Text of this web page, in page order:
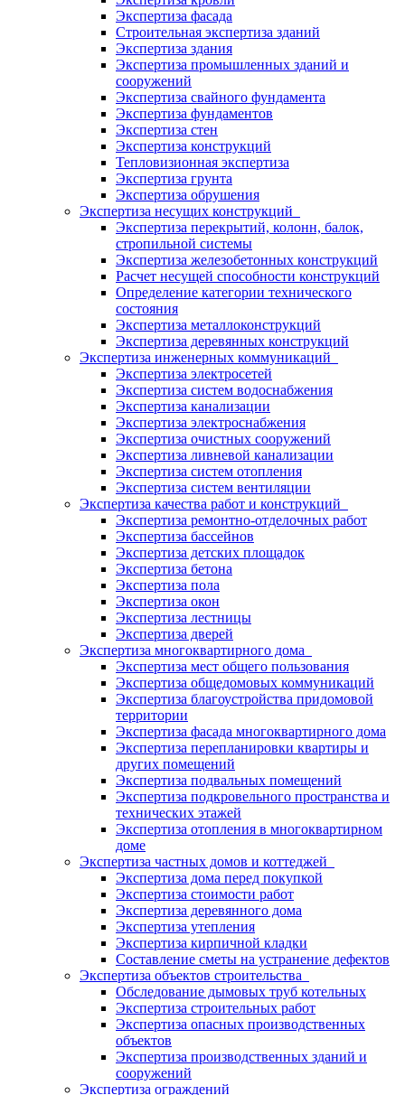
Экспертиза фасада
Строительная экспертиза зданий
Экспертиза здания
Экспертиза промышленных зданий и
сооружений
Экспертиза свайного фундамента
Экспертиза фундаментов
Экспертиза стен
Экспертиза конструкций
Тепловизионная экспертиза
Экспертиза грунта
Экспертиза обрушения
Экспертиза несущих конструкций
Экспертиза перекрытий, колонн, балок,
стропильной системы
Экспертиза железобетонных конструкций
Расчет несущей способности конструкций
Определение категории технического
состояния
Экспертиза металлоконструкций
Экспертиза деревянных конструкций
Экспертиза инженерных коммуникаций
Экспертиза электросетей
Экспертиза систем водоснабжения
Экспертиза канализации
Экспертиза электроснабжения
Экспертиза очистных сооружений
Экспертиза ливневой канализации
Экспертиза систем отопления
Экспертиза систем вентиляции
Экспертиза качества работ и конструкций
Экспертиза ремонтно-отделочных работ
Экспертиза бассейнов
Экспертиза детских площадок
Экспертиза бетона
Экспертиза пола
Экспертиза окон
Экспертиза лестницы
Экспертиза дверей
Экспертиза многоквартирного дома
Экспертиза мест общего пользования
Экспертиза общедомовых коммуникаций
Экспертиза благоустройства придомовой
территории
Экспертиза фасада многоквартирного дома
Экспертиза перепланировки квартиры и
других помещений
Экспертиза подвальных помещений
Экспертиза подкровельного пространства и
технических этажей
Экспертиза отопления в многоквартирном
доме
Экспертиза частных домов и коттеджей
Экспертиза дома перед покупкой
Экспертиза стоимости работ
Экспертиза деревянного дома
Экспертиза утепления
Экспертиза кирпичной кладки
Составление сметы на устранение дефектов
Экспертиза объектов строительства
Обследование дымовых труб котельных
Экспертиза строительных работ
Экспертиза опасных производственных
объектов
Экспертиза производственных зданий и
сооружений
Экспертиза ограждений